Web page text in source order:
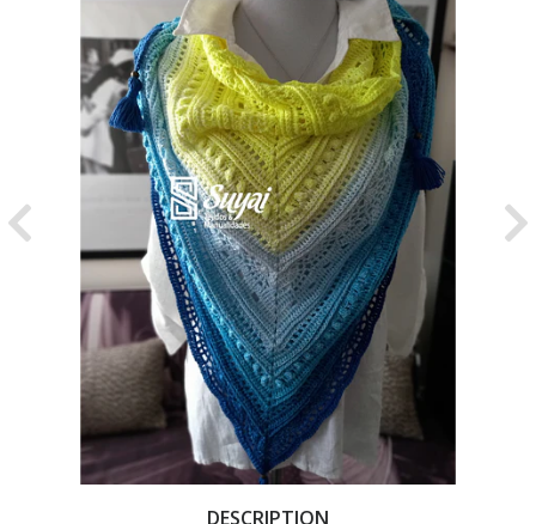
Previous
DESCRIPTION